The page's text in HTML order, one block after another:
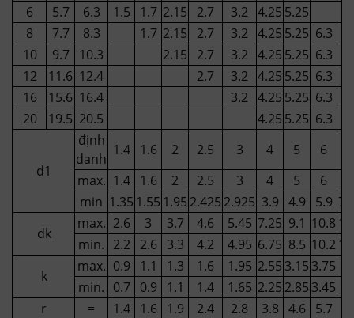
6
5.7 6.3 1.5 1.7 2.15 2.7 3.2 4.25 5.25
8
7.7 8.3 1.7 2.15 2.7 3.2 4.25 5.25 6.3
10
9.7 10.3 2.15 2.7 3.2 4.25 5.25 6.3
12
11.6 12.4 2.7 3.2 4.25 5.25 6.3
16
15.6 16.4 3.2 4.25 5.25 6.3
20
19.5 20.5 4.25 5.25 6.3
d1
định
danh
1.4 1.6 2 2.5 3 4 5 6
max. 1.4 1.6 2 2.5 3 4 5 6
min 1.35 1.55 1.95 2.425 2.925 3.9 4.9 5.9
dk
max. 2.6 3 3.7 4.6 5.45 7.25 9.1 10.8
min. 2.2 2.6 3.3 4.2 4.95 6.75 8.5 10.2
k
max. 0.9 1.1 1.3 1.6 1.95 2.55 3.15 3.75
min. 0.7 0.9 1.1 1.4 1.65 2.25 2.85 3.45
r
= 1.4 1.6 1.9 2.4 2.8 3.8 4.6 5.7